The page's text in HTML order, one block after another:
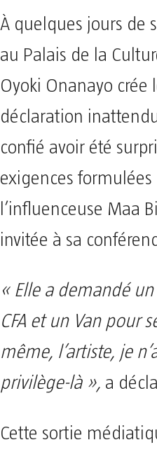
À quelques jours de
au Palais de la
Oyoki Onanayo crée
déclaration
confié avoir été
exigences formulées
l’influenceuse Maa
invitée à sa
« Elle a demandé
CFA et un Van pour
même, l’artiste, je
privilège-là », a
Cette sortie